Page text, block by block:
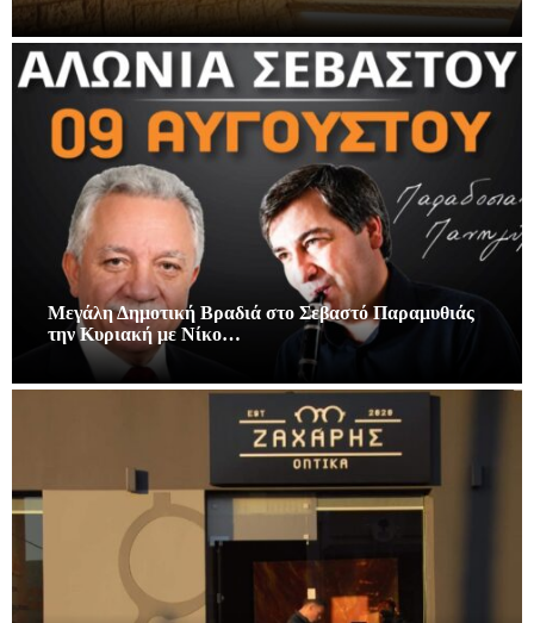
Μεγάλη Δημοτική Βραδιά στο Σεβαστό Παραμυθιάς
την Κυριακή με Νίκο…